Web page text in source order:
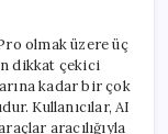
olmak üzere üç
dikkat çekici
kadar bir çok
Kullanıcılar, AI
aracılığıyla